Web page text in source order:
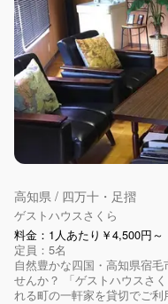
高知県 / 四万十・足摺
ゲストハウスさくら
料金：1人あたり￥4,500円～
定員：5名
自然豊かな四国・高知県宿
せんか？ 「ゲストハウスさ
れる町の一軒家を貸切でご